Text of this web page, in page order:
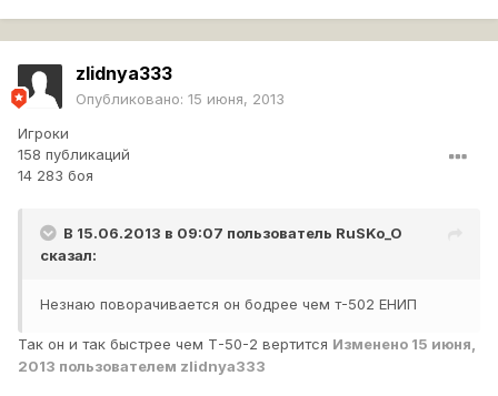
zlidnya333
Опубликовано: 15 июня, 2013
Игроки
158 публикаций
14 283 боя
В 15.06.2013 в 09:07 пользователь RuSKo_O
сказал:
Незнаю поворачивается он бодрее чем т-502 ЕНИП
Так он и так быстрее чем Т-50-2 вертится Изменено 15 июня,
2013 пользователем zlidnya333